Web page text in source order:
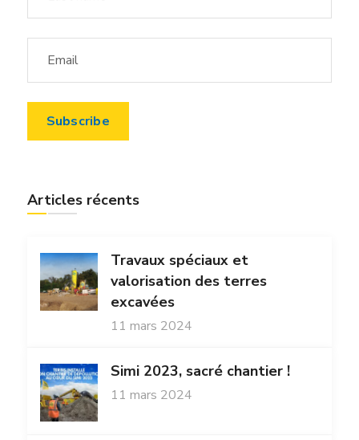
Articles récents
Travaux spéciaux et
valorisation des terres
excavées
11 mars 2024
Simi 2023, sacré chantier !
11 mars 2024